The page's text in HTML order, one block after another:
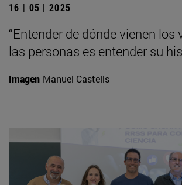
16 | 05 | 2025
“Entender de dónde vienen los
las personas es entender su
Imagen Manuel Castells